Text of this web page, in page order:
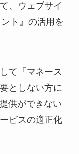
、ウェブサイ
ト』の活用を
て「マネース
としない方に
供ができない
ビスの適正化